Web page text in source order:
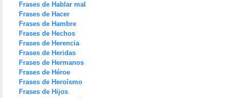
Frases de Hablar mal
Frases de Hacer
Frases de Hambre
Frases de Hechos
Frases de Herencia
Frases de Heridas
Frases de Hermanos
Frases de Héroe
Frases de Heroísmo
Frases de Hijos